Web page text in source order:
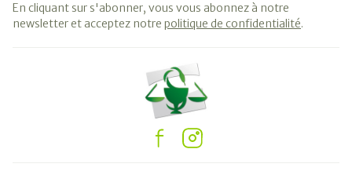
En cliquant sur s'abonner, vous vous abonnez à notre
newsletter et acceptez notre politique de confidentialité.